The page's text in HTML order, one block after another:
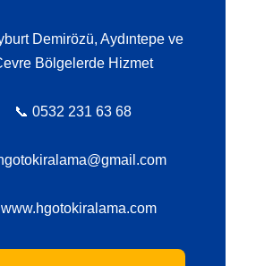
Demirözü, Aydıntepe ve
Bölgelerde Hizmet
📞 0532 231 63 68
www.hgotokiralama.com